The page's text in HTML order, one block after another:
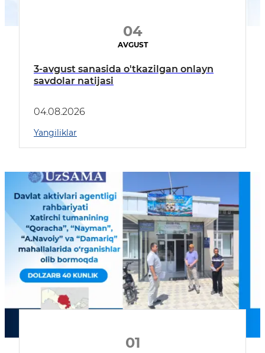
04
AVGUST
3-avgust sanasida o'tkazilgan onlayn
savdolar natijasi
04.08.2026
Yangiliklar
01